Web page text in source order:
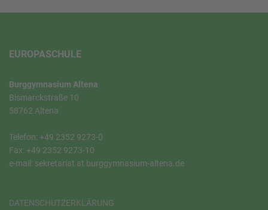
EUROPASCHULE
Burggymnasium Altena
Bismarckstraße 10
58762 Altena
Telefon: +49 2352 9273-0
Fax: +49 2352 9273-10
e-mail: sekretariat at burggymnasium-altena.de
DATENSCHUTZERKLÄRUNG